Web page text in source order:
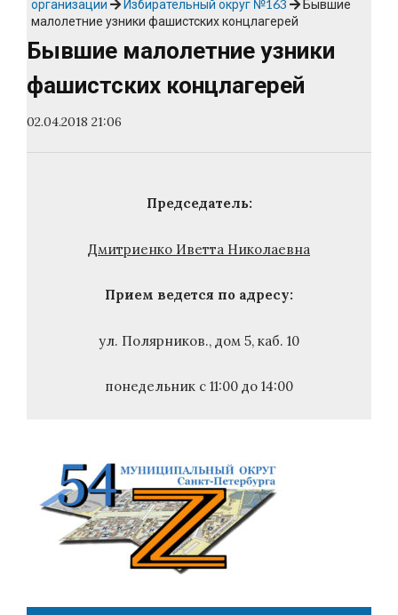
организации
Избирательный округ №163
Бывшие
малолетние узники фашистских концлагерей
Бывшие малолетние узники
фашистских концлагерей
02.04.2018 21:06
Председатель:
Дмитриенко Иветта Николаевна
Прием ведется по адресу:
ул. Полярников., дом 5, каб. 10
понедельник с 11:00 до 14:00